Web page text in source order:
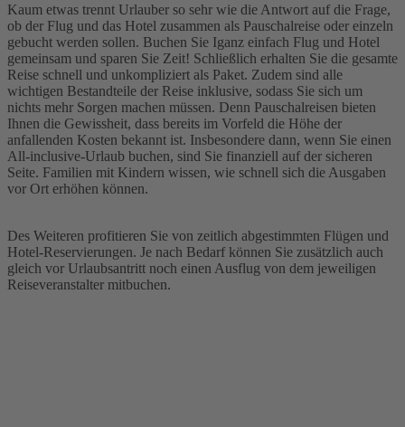
Kaum etwas trennt Urlauber so sehr wie die Antwort auf die Frage,
ob der Flug und das Hotel zusammen als Pauschalreise oder einzeln
gebucht werden sollen. Buchen Sie Iganz einfach Flug und Hotel
gemeinsam und sparen Sie Zeit! Schließlich erhalten Sie die gesamte
Reise schnell und unkompliziert als Paket. Zudem sind alle
wichtigen Bestandteile der Reise inklusive, sodass Sie sich um
nichts mehr Sorgen machen müssen. Denn Pauschalreisen bieten
Ihnen die Gewissheit, dass bereits im Vorfeld die Höhe der
anfallenden Kosten bekannt ist. Insbesondere dann, wenn Sie einen
All-inclusive-Urlaub buchen, sind Sie finanziell auf der sicheren
Seite. Familien mit Kindern wissen, wie schnell sich die Ausgaben
vor Ort erhöhen können.
Des Weiteren profitieren Sie von zeitlich abgestimmten Flügen und
Hotel-Reservierungen. Je nach Bedarf können Sie zusätzlich auch
gleich vor Urlaubsantritt noch einen Ausflug von dem jeweiligen
Reiseveranstalter mitbuchen.